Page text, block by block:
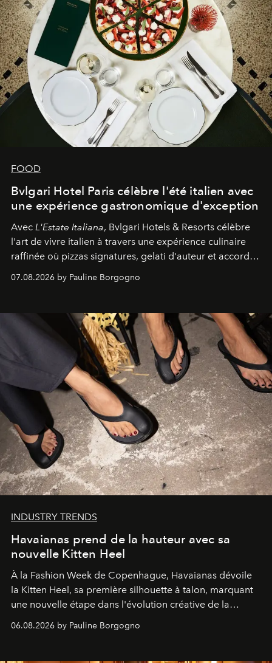
FOOD
Bvlgari Hotel Paris célèbre l'été italien avec
une expérience gastronomique d'exception
Avec L'Estate Italiana, Bvlgari Hotels & Resorts célèbre
l'art de vivre italien à travers une expérience culinaire
raffinée où pizzas signatures, gelati d'auteur et accords
d'exception composent un véritable voyage sensoriel.
07.08.2026 by Pauline Borgogno
INDUSTRY TRENDS
Havaianas prend de la hauteur avec sa
nouvelle Kitten Heel
À la Fashion Week de Copenhague, Havaianas dévoile
la Kitten Heel, sa première silhouette à talon, marquant
une nouvelle étape dans l'évolution créative de la
06.08.2026 by Pauline Borgogno